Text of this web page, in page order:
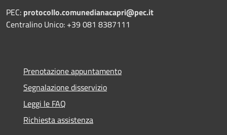
PEC: protocollo.comunedianacapri@pec.it
Centralino Unico: +39 081 8387111
Prenotazione appuntamento
Segnalazione disservizio
Leggi le FAQ
Richiesta assistenza